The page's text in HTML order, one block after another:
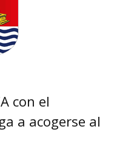
con el
a acogerse al